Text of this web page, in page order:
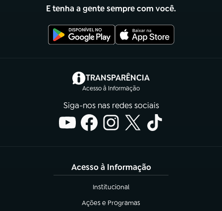
E tenha a gente sempre com você.
TRANSPARÊNCIA
Acesso à Informação
(abre em nova aba)
Siga-nos nas redes sociais
Acesso à Informação
Institucional
(abre em nova aba)
Ações e Programas
(abre em nova aba)